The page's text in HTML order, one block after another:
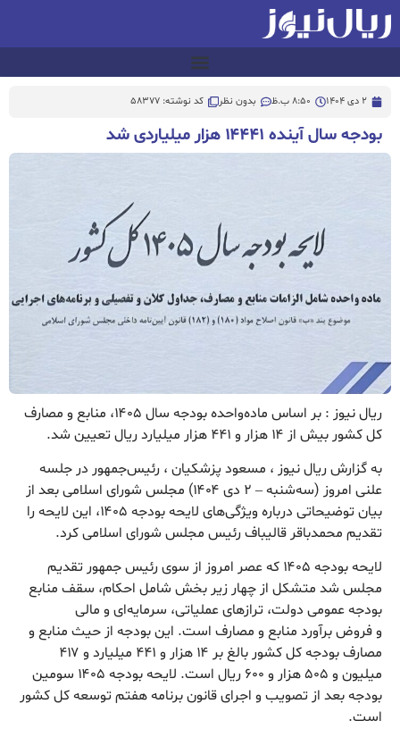
2 دی 1404 8:50 ب.ظ بدون نظر کد نوشته: 58377
بودجه سال آینده ۱۴۴۴۱ هزار میلیاردی شد
ریال نیوز : بر اساس ماده‌واحده بودجه سال ۱۴۰۵، منابع و مصارف
کل کشور بیش از ۱۴ هزار و ۴۴۱ هزار میلیارد ریال تعیین شد.
به گزارش ریال نیوز ، مسعود پزشکیان ، رئیس‌جمهور در جلسه
علنی امروز (سه‌شنبه – ۲ دی ۱۴۰۴) مجلس شورای اسلامی بعد از
بیان توضیحاتی درباره ویژگی‌های لایحه بودجه ۱۴۰۵، این لایحه را
تقدیم محمدباقر قالیباف رئیس مجلس شورای اسلامی کرد.
لایحه بودجه ۱۴۰۵ که عصر امروز از سوی رئیس جمهور تقدیم
مجلس شد متشکل از چهار زیر بخش شامل احکام، سقف منابع
بودجه عمومی دولت، ترازهای عملیاتی، سرمایه‌ای و مالی
و فروض برآورد منابع و مصارف است. این بودجه از حیث منابع و
مصارف بودجه کل کشور بالغ بر ۱۴ هزار و ۴۴۱ میلیارد و ۴۱۷
میلیون و ۵۰۵ هزار و ۶۰۰ ریال است. لایحه بودجه ۱۴۰۵ سومین
بودجه بعد از تصویب و اجرای قانون برنامه هفتم توسعه کل کشور
است.